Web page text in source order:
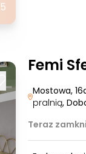
Femi
Mostowa,
pralnią,
Teraz